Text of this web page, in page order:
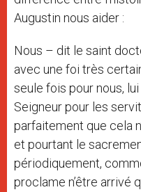
Augustin nous aider :
Nous – dit le saint
avec une foi très
seule fois pour nous,
Seigneur pour les
parfaitement que cela
et pourtant le
périodiquement,
proclame n’être arrivé